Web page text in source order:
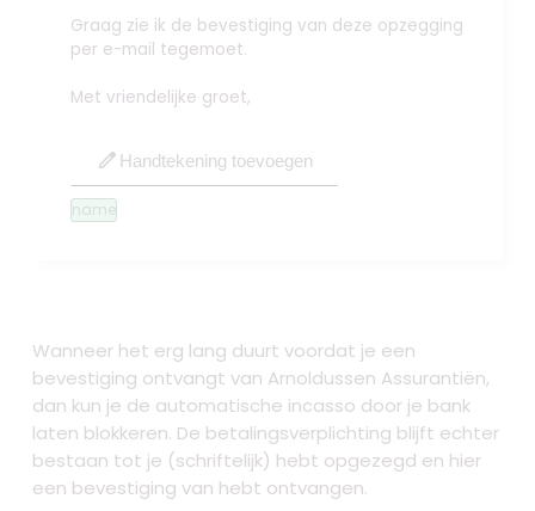
Graag zie ik de bevestiging van deze opzegging
per e-mail tegemoet.
Met vriendelijke groet,
edit Handtekening toevoegen
name
Wanneer het erg lang duurt voordat je een
bevestiging ontvangt van Arnoldussen Assurantiën,
dan kun je de automatische incasso door je bank
laten blokkeren. De betalingsverplichting blijft echter
bestaan tot je (schriftelijk) hebt opgezegd en hier
een bevestiging van hebt ontvangen.